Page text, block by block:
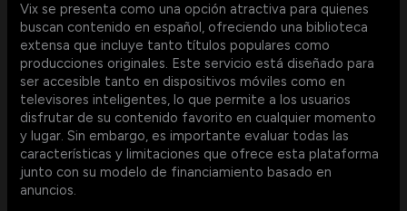
Vix se presenta como una opción atractiva para quienes
buscan contenido en español, ofreciendo una biblioteca
extensa que incluye tanto títulos populares como
producciones originales. Este servicio está diseñado para
ser accesible tanto en dispositivos móviles como en
televisores inteligentes, lo que permite a los usuarios
disfrutar de su contenido favorito en cualquier momento
y lugar. Sin embargo, es importante evaluar todas las
características y limitaciones que ofrece esta plataforma
junto con su modelo de financiamiento basado en
anuncios.